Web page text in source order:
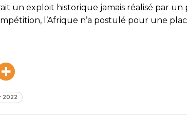
un exploit historique jamais réalisé par un
l’Afrique n’a postulé pour une
2022